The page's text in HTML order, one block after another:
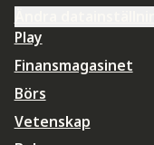
Play
Finansmagasinet
Börs
Vetenskap